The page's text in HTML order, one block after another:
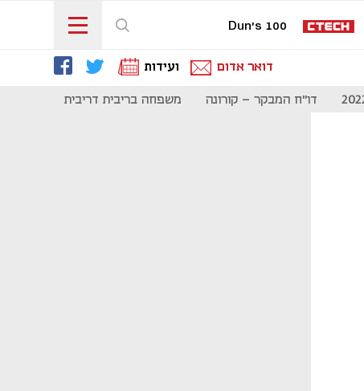
Dun's 100
דואר אדום ועידות
דו"ח המבקר - קורונה משפחה בריבית דריבית